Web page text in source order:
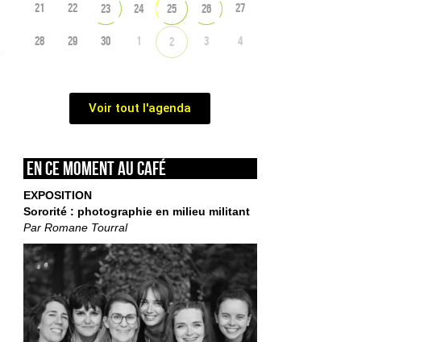
21 22 23 24 25 26 27
28 29 30 1 2 3 4
Voir tout l'agenda
En ce moment au café
EXPOSITION
Sororité : photographie en milieu militant
Par Romane Tourral